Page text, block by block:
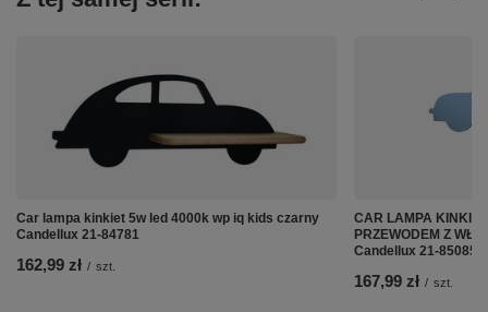
Car lampa kinkiet 5w led 4000k wp iq kids czarny
Candellux 21-84781
162,99 zł / szt.
CAR LAMPA
PRZEWODEM Z WŁ.
Candellux 21-85085
167,99 zł / szt.